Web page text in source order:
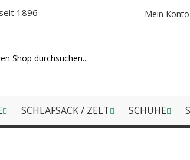
Mein Konto
1896
SCHLAFSACK / ZELT SCHUHE